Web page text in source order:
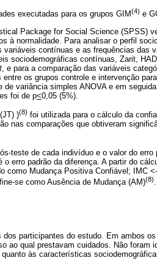
executadas para os grupos GIM(4) e
Package for Social Science (SPSS)
à normalidade. Para analisar o perfil
contínuas e as frequências das
sociodemográficas contínuas, Zarit,
, e para a comparação das variáveis
os grupos controle e intervenção
variância simples ANOVA e em
foi de p<0,05 (5%).
)(8) foi utilizada para o cálculo da
nas comparações que obtiveram
teste de cada indivíduo e o valor do erro
erro padrão da diferença. A partir do
como Mudança Positiva Confiável; IMC
se como Ausência de Mudança (AM)(8)
participantes do estudo. Em ambos
ao qual prestavam cuidados. Não foram
às características